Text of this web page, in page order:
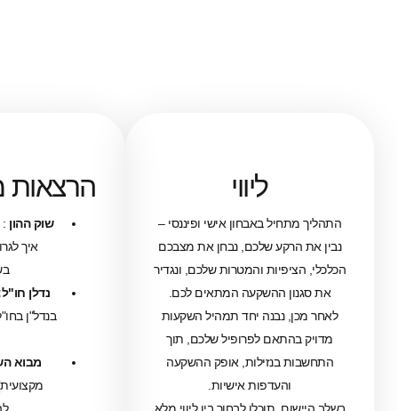
באבחון אישי ופיננסי –
שלכם, נבחן את מצבכם
והמטרות שלכם, ונגדיר
ההשקעה המתאים לכם.
נבנה יחד תמהיל השקעות
לפרופיל שלכם, תוך
בנזילות, אופק ההשקעה
תוכלו לבחור בין ליווי מלא
הרצאות מקצועיות​
: מבוא לשוק ההון –
איך לגרום לכסף לעבוד
הרצאה: השקעה
בנדל"ן בחו"ל – מרחב השקעות
מבוא השקעות
(הרצאה
מקצועית): הרצאה: מבוא